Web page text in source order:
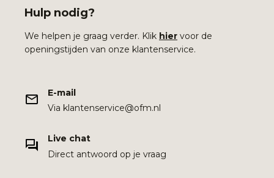
Hulp nodig?
We helpen je graag verder. Klik hier voor de
openingstijden van onze klantenservice.
E-mail
Via klantenservice@ofm.nl
Live chat
Direct antwoord op je vraag